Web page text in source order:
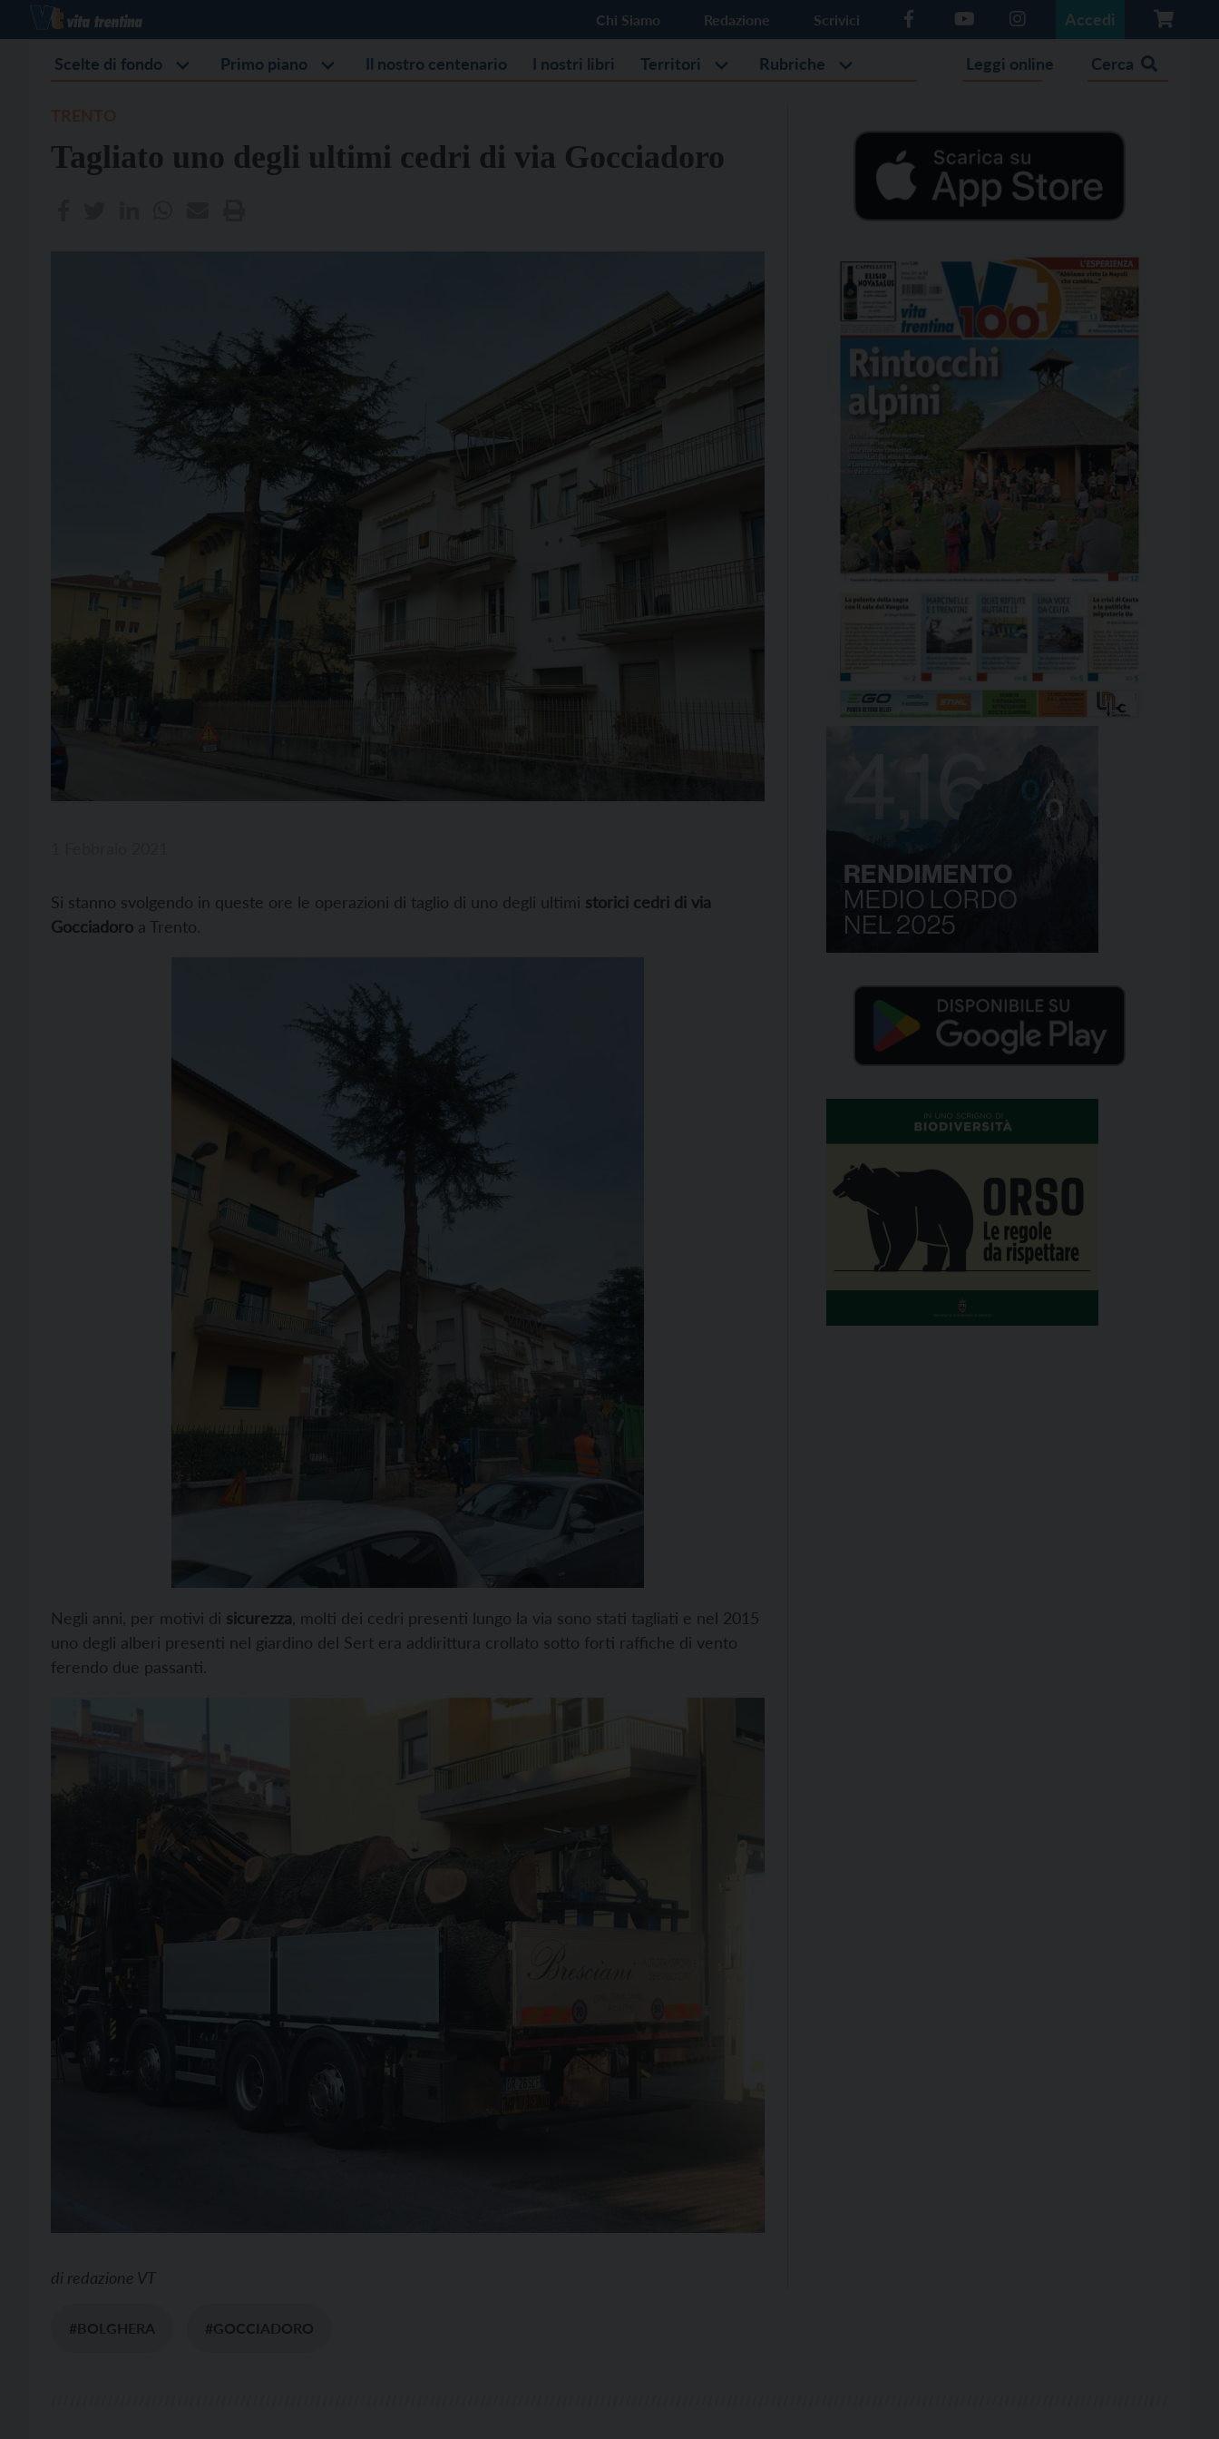
Chi Siamo Redazione Scrivici Accedi
Scelte di fondo Primo piano Il nostro centenario I nostri libri Territori Rubriche Leggi online Cerca
Tagliato uno degli ultimi cedri di via Gocciadoro
Si stanno svolgendo in queste ore le operazioni di taglio di uno degli ultimi storici cedri di via
Gocciadoro a Trento.
Negli anni, per motivi di sicurezza , molti dei cedri presenti lungo la via sono stati tagliati e nel 2015
uno degli alberi presenti nel giardino del Sert era addirittura crollato sotto forti raffiche di vento
ferendo due passanti.
di redazione VT
#BOLGHERA #GOCCIADORO